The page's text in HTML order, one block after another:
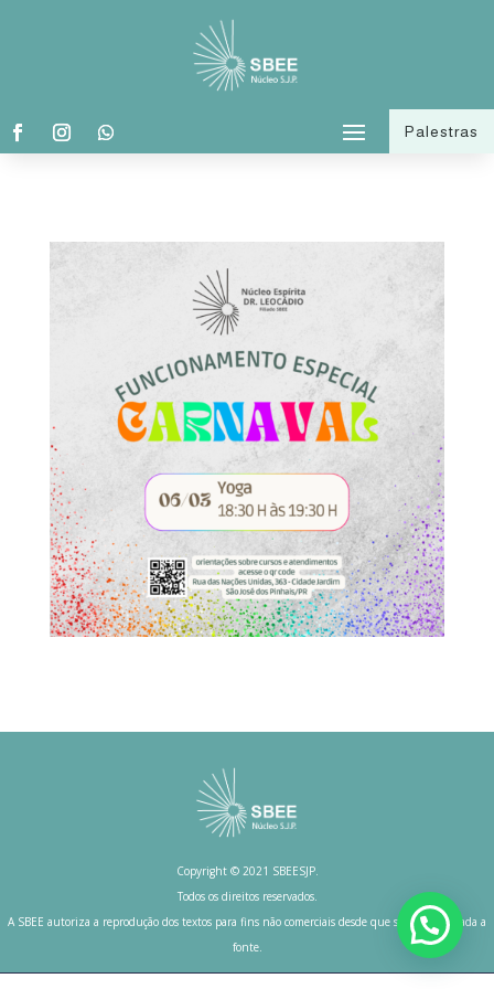
Palestras
Copyright © 2021 SBEESJP.
Todos os direitos reservados.
A SBEE autoriza a reprodução dos textos para fins não comerciais desde que seja mencionada a
fonte.